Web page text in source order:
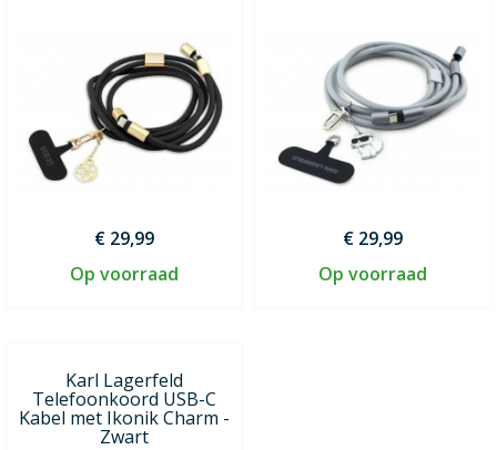
€ 29,99
Op voorraad
€ 29,99
Op voorraad
Karl Lagerfeld
Telefoonkoord USB-C
Kabel met Ikonik Charm -
Zwart